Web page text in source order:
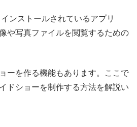
ンストールされているアプリ
や写真ファイルを閲覧するための
ーを作る機能もあります。ここで
ドショーを制作する方法を解説い